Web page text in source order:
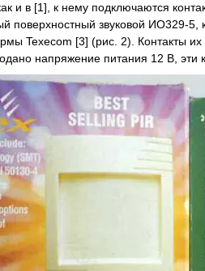
и в [1], к нему подключаются
поверхностный звуковой ИО329-5,
Texecom [3] (рис. 2). Контакты
напряжение питания 12 В, эти